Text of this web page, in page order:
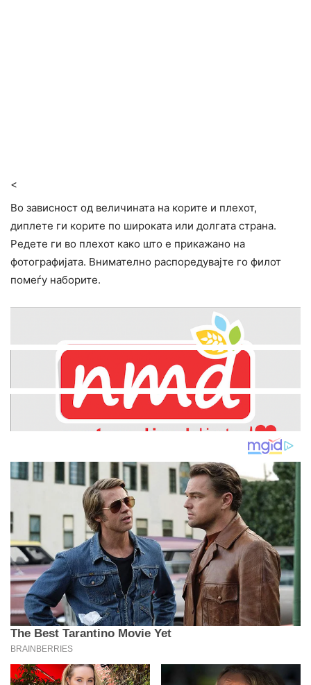
<
Во зависност од величината на корите и плехот,
диплете ги корите по широката или долгата страна.
Редете ги во плехот како што е прикажано на
фотографијата. Внимателно распоредувајте го филот
помеѓу наборите.